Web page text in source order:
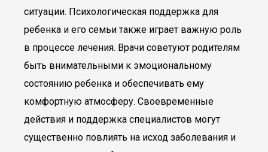
ситуации. Психологическая поддержка для
ребенка и его семьи также играет важную роль
в процессе лечения. Врачи советуют родителям
быть внимательными к эмоциональному
состоянию ребенка и обеспечивать ему
комфортную атмосферу. Своевременные
действия и поддержка специалистов могут
существенно повлиять на исход заболевания и